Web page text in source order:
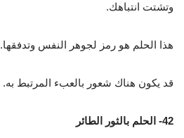
وتشتت انتباهك.
هذا الحلم هو رمز لجوهر النفس وتدفقها.
قد يكون هناك شعور بالعبء المرتبط به.
42- الحلم بالثور الطائر